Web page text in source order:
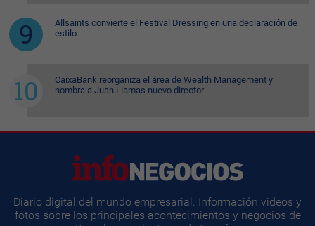
Allsaints convierte el Festival Dressing en una declaración de
estilo
CaixaBank reorganiza el área de Wealth Management y
nombra a Juan Llamas nuevo director
Diario digital del mundo empresarial. Información videos y
fotos sobre los principales acontecimientos y negocios de